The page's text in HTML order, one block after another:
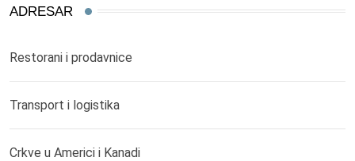
ADRESAR
Restorani i prodavnice
Transport i logistika
Crkve u Americi i Kanadi